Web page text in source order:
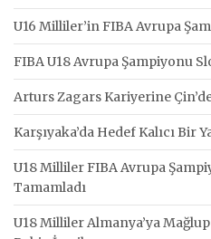
U16 Milliler’in FIBA Avrupa
FIBA U18 Avrupa Şampiyonu
Arturs Zagars Kariyerine
Karşıyaka’da Hedef Kalıcı Bir
U18 Milliler FIBA Avrupa
Tamamladı
U18 Milliler Almanya’ya